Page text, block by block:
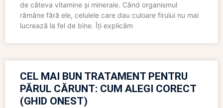
de câteva vitamine și minerale. Când organismul
rămâne fără ele, celulele care dau culoare firului nu mai
lucrează la fel de bine. Îți explicăm
CEL MAI BUN TRATAMENT PENTRU
PĂRUL CĂRUNT: CUM ALEGI CORECT
(GHID ONEST)